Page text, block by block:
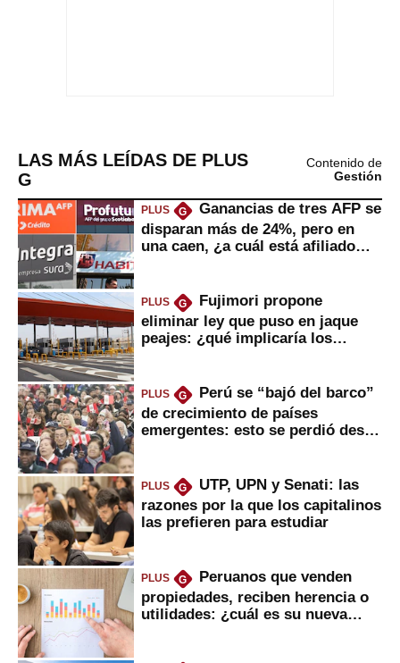
LAS MÁS LEÍDAS DE PLUS
G
Contenido de
Gestión
PLUS G
Ganancias de tres AFP se
disparan más de 24%, pero en
una caen, ¿a cuál está afiliado
PLUS G
Fujimori propone
eliminar ley que puso en jaque
peajes: ¿qué implicaría los
PLUS G
Perú se “bajó del barco”
de crecimiento de países
emergentes: esto se perdió desde
PLUS G
UTP, UPN y Senati: las
razones por la que los capitalinos
las prefieren para estudiar
PLUS G
Peruanos que venden
propiedades, reciben herencia o
utilidades: ¿cuál es su nueva